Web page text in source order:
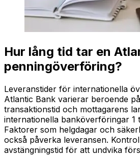
Hur lång tid tar en
penningöverföring?
Leveranstider för internationella
Atlantic Bank varierar beroende
transaktionstid och mottagarens
internationella banköverföringar 1
Faktorer som helgdagar och
också påverka leveransen.
avstängningstid för att undvika